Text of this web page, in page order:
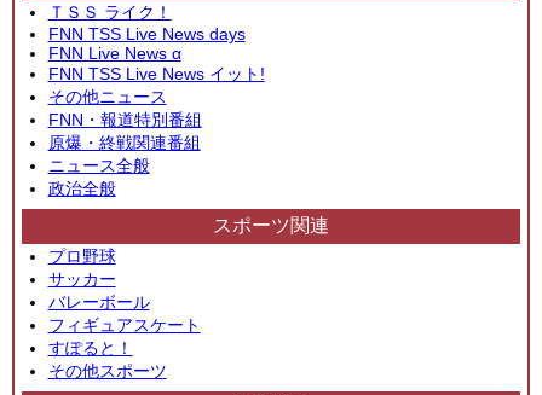
ＴＳＳ ライク！
FNN TSS Live News days
FNN Live News α
FNN TSS Live News イット!
その他ニュース
FNN・報道特別番組
原爆・終戦関連番組
ニュース全般
政治全般
スポーツ関連
プロ野球
サッカー
バレーボール
フィギュアスケート
すぽると！
その他スポーツ